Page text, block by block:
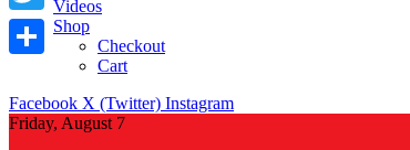
Videos
Shop
Checkout
Cart
Facebook X (Twitter) Instagram
Friday, August 7
Twitter